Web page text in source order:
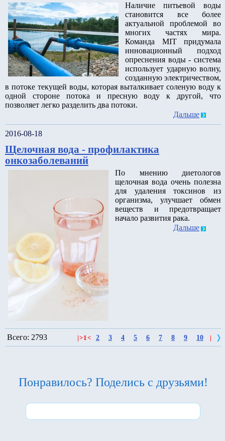
Наличие питьевой воды
становится все более
актуальной проблемой во
многих частях мира.
Команда MIT придумала
инновационный подход
опреснения воды - система
использует ударную волну,
созданную электричеством,
в потоке текущей воды, которая выталкивает соленую воду к
одной стороне потока и пресную воду к другой, что
позволяет легко разделить два потоки.
Дальше
2016-08-18
Щелочная вода - профилактика
онкозаболеваний
По мнению диетологов
щелочная вода очень полезна
для удаления токсинов из
организма, улучшает обмен
веществ и предотвращает
начало развития рака.
Дальше
Всего: 2793 >1< 2 3 4 5 6 7 8 9 10
Понравилось? Поделись с друзьями!